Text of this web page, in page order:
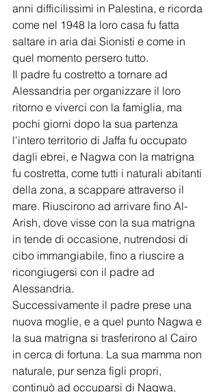
anni difficilissimi in Palestina, e ricorda
come nel 1948 la loro casa fu fatta
saltare in aria dai Sionisti e come in
quel momento persero tutto.
Il padre fu costretto a tornare ad
Alessandria per organizzare il loro
ritorno e viverci con la famiglia, ma
pochi giorni dopo la sua partenza
l'intero territorio di Jaffa fu occupato
dagli ebrei, e Nagwa con la matrigna
fu costretta, come tutti i naturali abitanti
della zona, a scappare attraverso il
mare. Riuscirono ad arrivare fino Al-
Arish, dove visse con la sua matrigna
in tende di occasione, nutrendosi di
cibo immangiabile, fino a riuscire a
ricongiugersi con il padre ad
Alessandria.
Successivamente il padre prese una
nuova moglie, e a quel punto Nagwa e
la sua matrigna si trasferirono al Cairo
in cerca di fortuna. La sua mamma non
naturale, pur senza figli propri,
continuò ad occuparsi di Nagwa,